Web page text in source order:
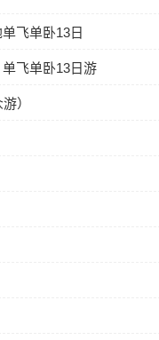
飞单卧13日
飞单卧13日游
）